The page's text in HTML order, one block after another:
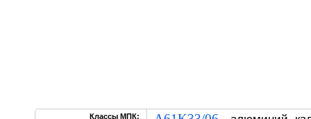
Классы МПК: